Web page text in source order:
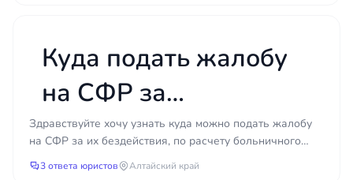
Куда подать жалобу
на СФР за
бездействие при
расчёте больничного
Здравствуйте хочу узнать куда можно подать жалобу
на СФР за их бездействия, по расчету больничного
листа? Работодатель не в полном объеме подал
3 ответа юристов Алтайский край